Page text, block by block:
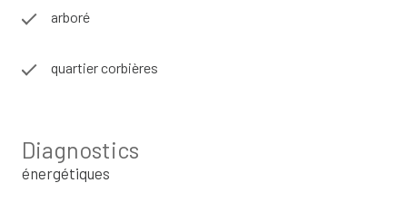
arboré
quartier corbières
Diagnostics
énergétiques